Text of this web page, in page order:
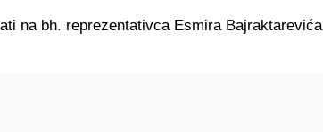
na bh. reprezentativca Esmira Bajraktarevića